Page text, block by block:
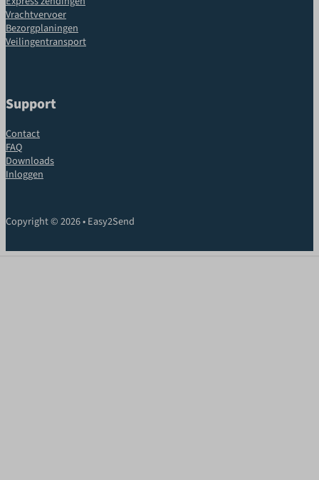
Vrachtvervoer
Bezorgplaningen
Veilingentransport
Support
Contact
FAQ
Downloads
Inloggen
Copyright © 2026 • Easy2Send